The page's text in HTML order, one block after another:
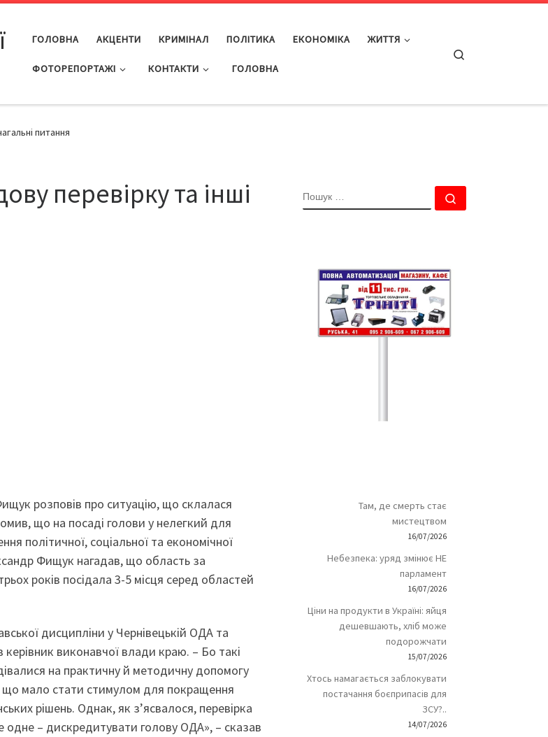
ГОЛОВНА АКЦЕНТИ КРИМІНАЛ ПОЛІТИКА ЕКОНОМІКА ЖИТТЯ
ФОТОРЕПОРТАЖІ КОНТАКТИ ГОЛОВНА
питання
перевірку та інші
розповів про ситуацію, що склалася
що на посаді голови у нелегкий для
політичної, соціальної та економічної
Фищук нагадав, що область за
років посідала 3-5 місця серед областей
дисципліни у Чернівецькій ОДА та
виконавчої влади краю. – Бо такі
на практичну й методичну допомогу
що мало стати стимулом для покращення
рішень. Однак, як з’ясвалося, перевірка
– дискредитувати голову ОДА», – сказав
ПОШУК
Там, де смерть стає
мистецтвом
16/07/2026
Небезпека: уряд змінює НЕ
парламент
16/07/2026
Ціни на продукти в Україні: яйця
дешевшають, хліб може
подорожчати
15/07/2026
Хтось намагається заблокувати
постачання боєприпасів для
ЗСУ?..
14/07/2026